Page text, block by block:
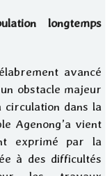
longtemps
avancé
obstacle majeur
circulation dans la
Agenong’a vient
exprimé par la
à des difficultés